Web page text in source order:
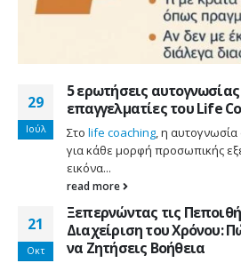
29
Ιούλ
5 ερωτήσεις
επαγγελματίες του Life
Στο life coaching, η αυτογνωσία
για κάθε μορφή προσωπικής
εικόνα...
read more
21
Οκτ
Ξεπερνώντας τις
Διαχείριση του Χρόνου:
να Ζητήσεις Βοήθεια